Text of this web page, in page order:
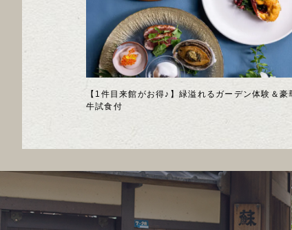
【1件目来館がお得♪】緑溢れるガーデン体験＆豪
牛試食付